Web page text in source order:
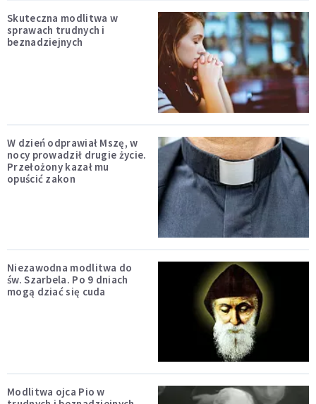
Skuteczna modlitwa w
sprawach trudnych i
beznadziejnych
W dzień odprawiał Mszę, w
nocy prowadził drugie życie.
Przełożony kazał mu
opuścić zakon
Niezawodna modlitwa do
św. Szarbela. Po 9 dniach
mogą dziać się cuda
Modlitwa ojca Pio w